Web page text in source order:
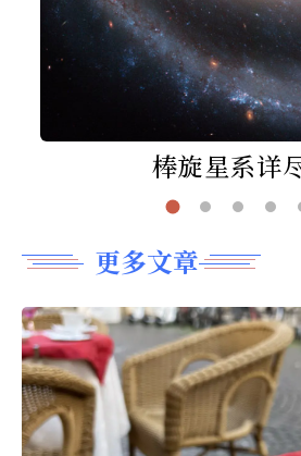
棒旋星系详
更多文章